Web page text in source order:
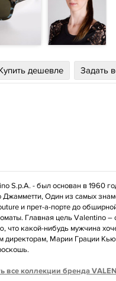
дешевле Задать
S.p.A. - был основан в 1960
Один из самых
и прет-а-порте до
Главная цель Valentino –
что какой-нибудь мужчина
директорам, Марии Грации
все коллекции бренда